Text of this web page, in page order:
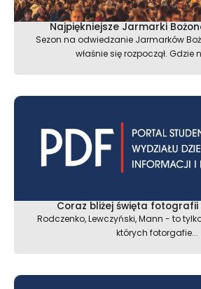
Najpiękniejsze Jarmarki
Sezon na odwiedzanie Jarmarków
właśnie się rozpoczął. Gdzie
Coraz bliżej święta fotografii
Rodczenko, Lewczyński, Mann - to
których fotorgafie...